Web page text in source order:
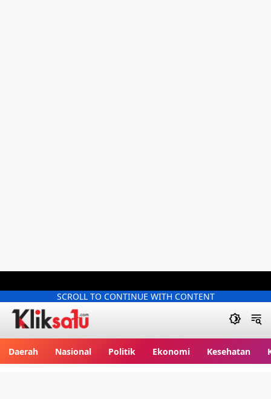
SCROLL TO CONTINUE WITH CONTENT
Daerah Nasional Politik Ekonomi Kesehatan